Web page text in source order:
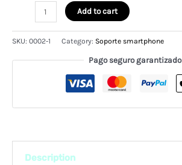
de
bambú
Add to cart
SKU: 0002-1 Category: Soporte smartphone
Pago seguro garantizado
Description